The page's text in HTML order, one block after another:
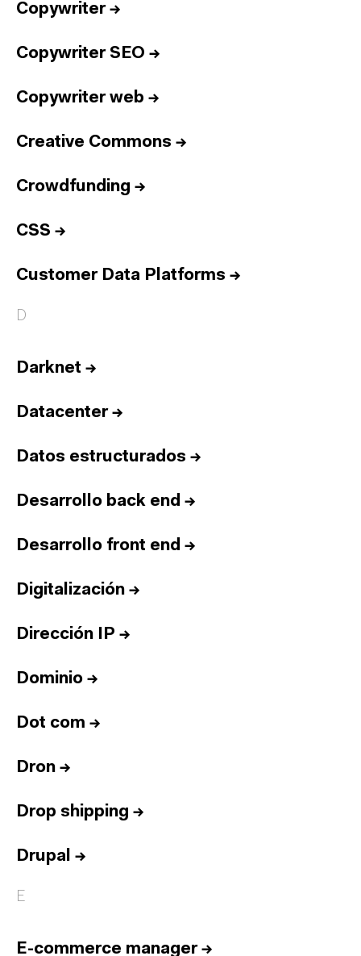
Copywriter→
Copywriter SEO →
Copywriter web →
Creative Commons →
Crowdfunding →
CSS →
Customer Data Platforms →
D
Darknet →
Datacenter→
Datos estructurados →
Desarrollo back end →
Desarrollo front end →
Digitalización →
Dirección IP →
Dominio →
Dot com →
Dron →
Drop shipping →
Drupal →
E
E-commerce manager→